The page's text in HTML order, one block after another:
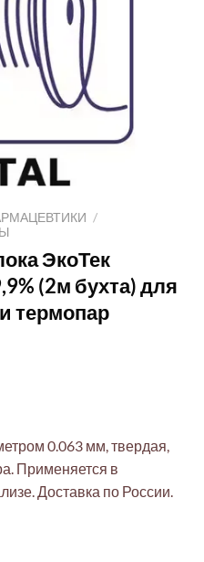
/
ЭкоТек
(2м бухта) для
термопар
0.063 мм, твердая,
Применяется в
Доставка по России.